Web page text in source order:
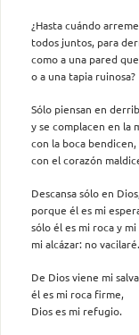
¿Hasta cuándo
todos juntos, para
como a una pared
o a una tapia ruinosa?
Sólo piensan en
y se complacen en la
con la boca bendicen,
con el corazón
Descansa sólo en
porque él es mi
sólo él es mi roca y mi
mi alcázar: no vacilaré.
De Dios viene mi
él es mi roca firme,
Dios es mi refugio.